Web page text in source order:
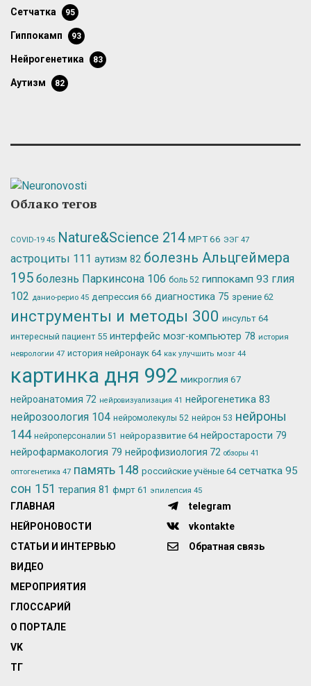
сетчатка 95
гиппокамп 93
нейрогенетика 83
аутизм 82
Облако тегов
COVID-19 45 Nature&Science 214 МРТ66 ЭЭГ 47
астроциты 111 аутизм 82 болезнь Альцгеймера
195 болезнь Паркинсона 106 боль 52 гиппокамп 93 глия
102 данио-рерио 45 депрессия 66 диагностика 75 зрение 62
инструменты и методы 300 инсульт 64
интересный пациент 55 интерфейс мозг-компьютер 78 история
неврологии 47 история нейронаук 64 как улучшить мозг 44
картинка дня 992 микроглия 67
нейроанатомия 72 нейровизуализация 41 нейрогенетика 83
нейрозоология 104 нейромолекулы 52 нейрон 53 нейроны
144 нейроперсоналии 51 нейроразвитие 64 нейростарости 79
нейрофармакология 79 нейрофизиология 72 обзоры 41
оптогенетика 47 память 148 российские учёные 64 сетчатка 95
сон 151 терапия 81 фмрт 61 эпилепсия 45
ГЛАВНАЯ
НЕЙРОНОВОСТИ
СТАТЬИ И ИНТЕРВЬЮ
ВИДЕО
МЕРОПРИЯТИЯ
ГЛОССАРИЙ
О ПОРТАЛЕ
VK
ТГ
telegram
vkontakte
Обратная связь